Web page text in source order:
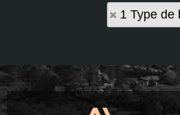
1 Type de